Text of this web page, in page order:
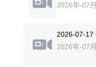
2026年-07
2026-07-17
2026年-07